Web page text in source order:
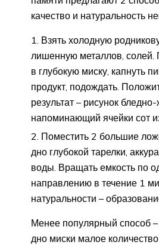
качество и натуральность
Взять холодную
лишенную металлов,
в глубокую миску, капнуть
продукт, подождать.
результат – рисунок бледно-
напоминающий ячейки сот
Поместить 2 большие
дно глубокой тарелки,
воды. Вращать емкость по
направлению в течение 1
натуральности –
Менее популярный способ –
дно миски малое